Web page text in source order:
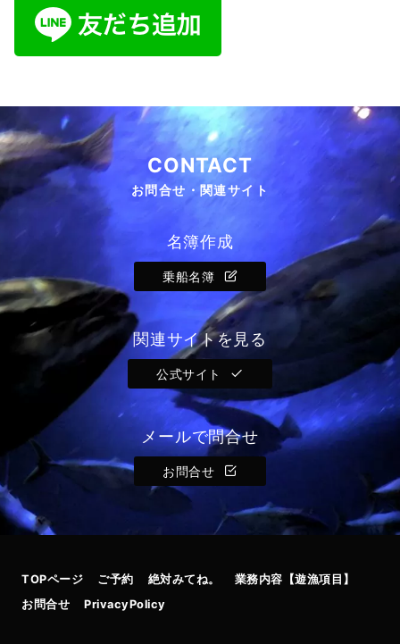
CONTACT
お問合せ・関連サイト
名簿作成
乗船名簿
関連サイトを見る
公式サイト
メールで問合せ
お問合せ
TOPページ ご予約 絶対みてね。
業務内容【遊漁項目】
お問合せ
PrivacyPolicy